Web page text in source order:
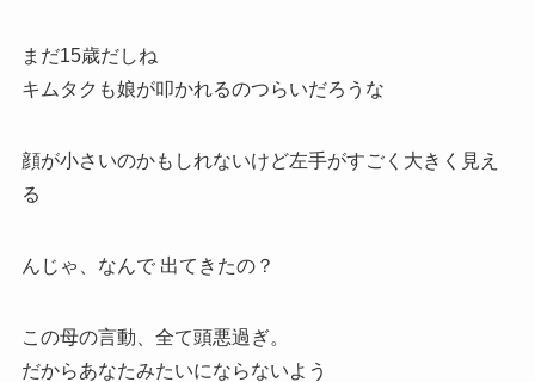
まだ15歳だしね
キムタクも娘が叩かれるのつらいだろうな
顔が小さいのかもしれないけど左手がすごく大きく見え
る
んじゃ、なんで 出てきたの？
この母の言動、全て頭悪過ぎ。
だからあなたみたいにならないよう